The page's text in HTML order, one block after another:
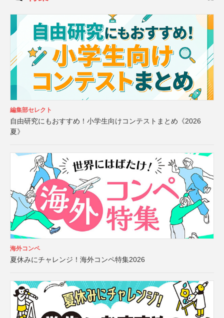
編集部セレクト
自由研究にもおすすめ！小学生向けコンテストまとめ《2026
夏》
海外コンペ
夏休みにチャレンジ！海外コンペ特集2026